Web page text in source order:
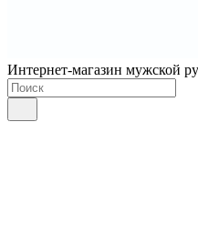
Интернет-магазин мужской